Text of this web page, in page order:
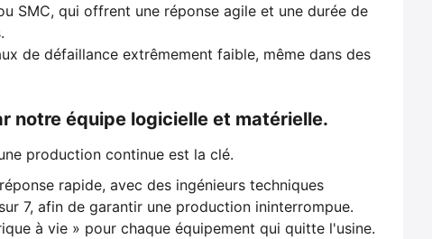
SMC, qui offrent une réponse agile et une durée de
de défaillance extrêmement faible, même dans des
notre équipe logicielle et matérielle.
production continue est la clé.
rapide, avec des ingénieurs techniques
7, afin de garantir une production ininterrompue.
à vie » pour chaque équipement qui quitte l'usine.